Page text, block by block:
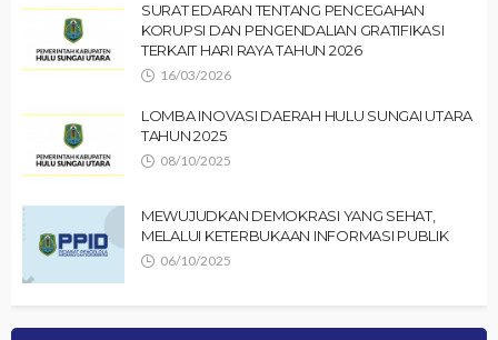
SURAT EDARAN TENTANG PENCEGAHAN
KORUPSI DAN PENGENDALIAN GRATIFIKASI
TERKAIT HARI RAYA TAHUN 2026
16/03/2026
LOMBA INOVASI DAERAH HULU SUNGAI UTARA
TAHUN 2025
08/10/2025
MEWUJUDKAN DEMOKRASI YANG SEHAT,
MELALUI KETERBUKAAN INFORMASI PUBLIK
06/10/2025